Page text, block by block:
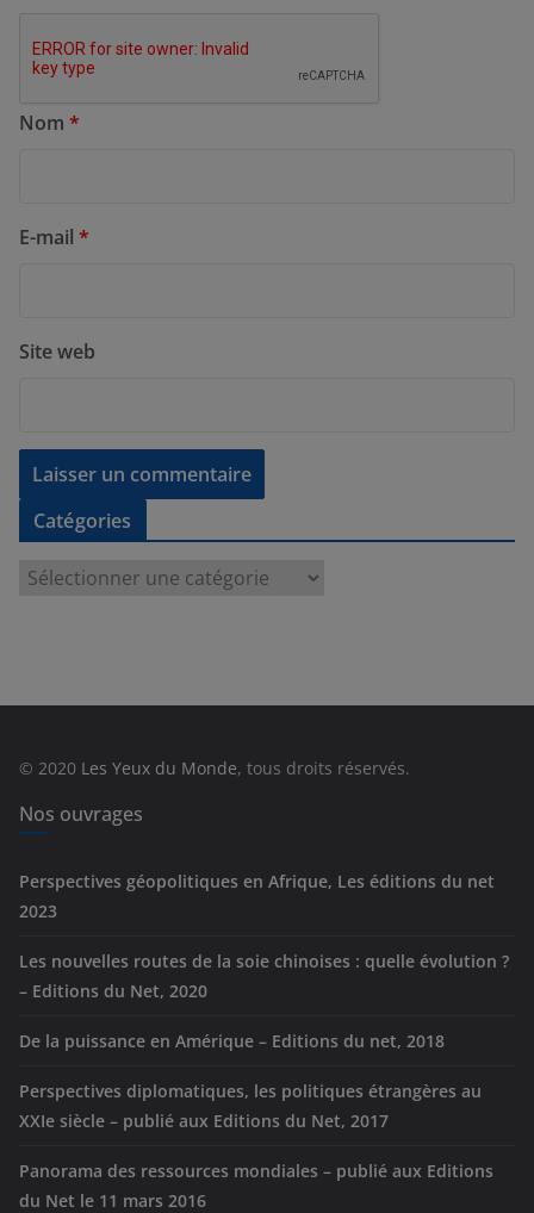
Nom *
E-mail *
Site web
Catégories
e
© 2020 Les Yeux du Monde, tous droits réservés.
Nos ouvrages
Perspectives géopolitiques en Afrique, Les éditions du net
2023
Les nouvelles routes de la soie chinoises : quelle évolution ?
– Editions du Net, 2020
De la puissance en Amérique – Editions du net, 2018
Perspectives diplomatiques, les politiques étrangères au
XXIe siècle – publié aux Editions du Net, 2017
Panorama des ressources mondiales – publié aux Editions
du Net le 11 mars 2016